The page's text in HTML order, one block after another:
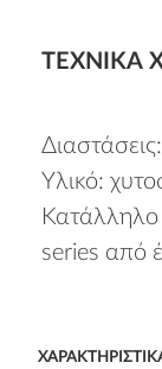
ΤΕΧΝΙΚΆ
Υλικό:
series από